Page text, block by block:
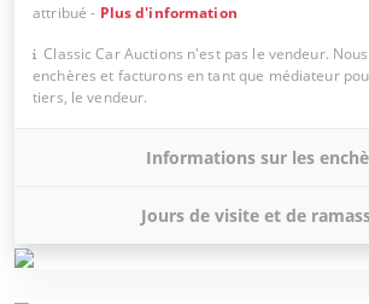
attribué - Plus d'information
Classic Car Auctions n'est pas le vendeur.
enchères et facturons en tant que médiateur
tiers, le vendeur.
Informations sur les
Jours de visite et de